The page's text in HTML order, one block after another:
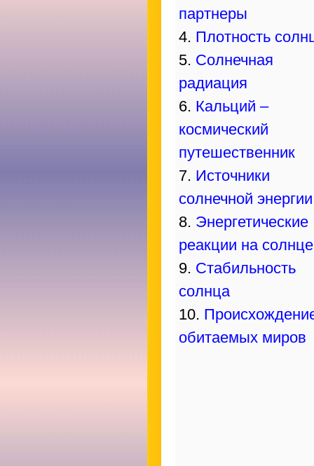
партнеры
4. Плотность
5. Солнечная
радиация
6. Кальций –
космический
путешественник
7. Источники
солнечной энергии
8. Энергетические
реакции на солнце
9. Стабильность
солнца
10.
обитаемых миров